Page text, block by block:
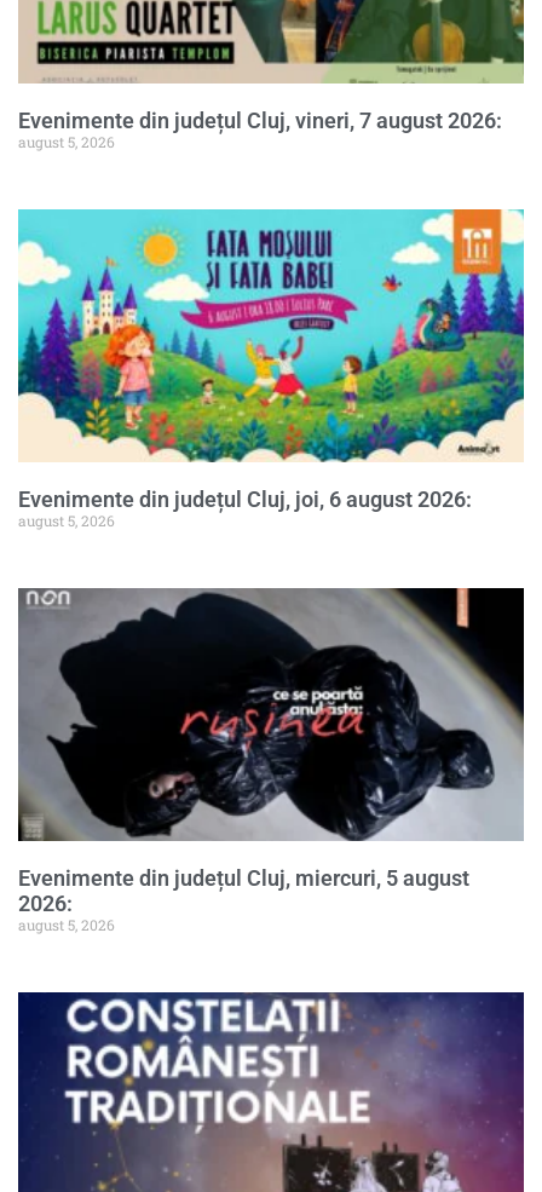
Evenimente din județul Cluj, vineri, 7 august 2026:
august 5, 2026
Evenimente din județul Cluj, joi, 6 august 2026:
august 5, 2026
Evenimente din județul Cluj, miercuri, 5 august
2026:
august 5, 2026